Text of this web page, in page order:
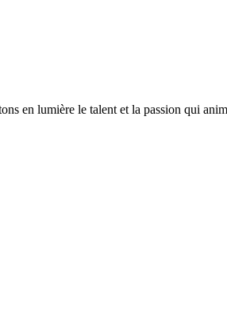
en lumière le talent et la passion qui